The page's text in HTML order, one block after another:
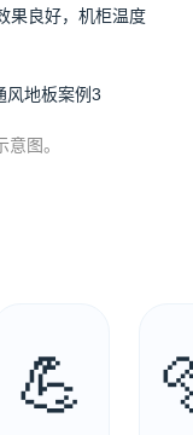
果良好，机柜温度
图。
💪